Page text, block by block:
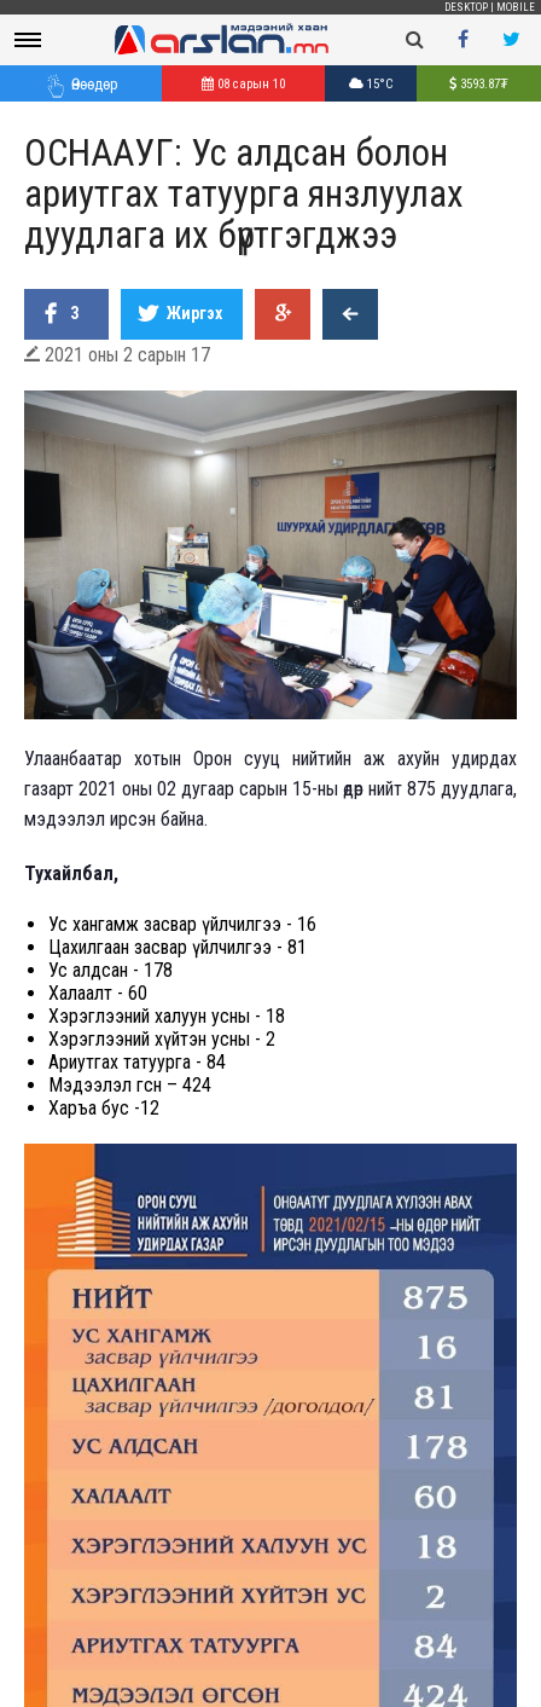
DESKTOP MOBILE
Өнөөдөр 08 сарын 10 15°C 3593.87₮
ОСНААУГ: Ус алдсан болон
ариутгах татуурга янзлуулах
дуудлага их бүртгэгджээ
3 Жиргэх
 2021 оны 2 сарын 17
Улаанбаатар хотын Орон сууц нийтийн аж ахуйн удирдах
газарт 2021 оны 02 дугаар сарын 15-ны өдөр нийт 875 дуудлага,
мэдээлэл ирсэн байна.
Тухайлбал,
Ус хангамж засвар үйлчилгээ - 16
Цахилгаан засвар үйлчилгээ - 81
Ус алдсан - 178
Халаалт - 60
Хэрэглээний халуун усны - 18
Хэрэглээний хүйтэн усны - 2
Ариутгах татуурга - 84
Мэдээлэл өгсөн – 424
Харъа бус -12